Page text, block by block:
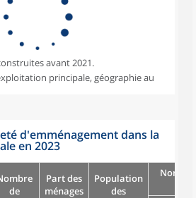
avant 2021.
principale, géographie au
d'emménagement dans la
en 2023
de
Part des
ménages
Population
des